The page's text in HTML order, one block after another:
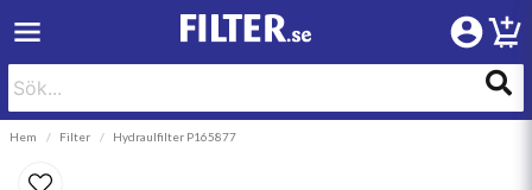
Hem Filter Hydraulfilter P165877